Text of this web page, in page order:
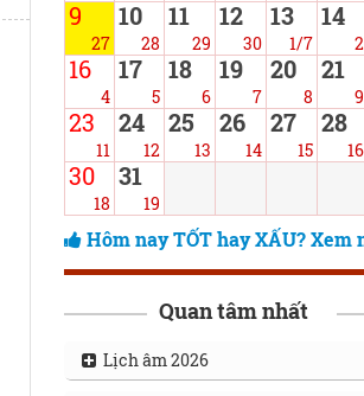
9
27
10
28
11
29
12
30
13
1/7
14
2
16
4
17
5
18
6
19
7
20
8
21
9
23
11
24
12
25
13
26
14
27
15
28
16
30
18
31
19
Hôm nay TỐT hay XẤU? Xem
Quan tâm nhất
Lịch âm 2026